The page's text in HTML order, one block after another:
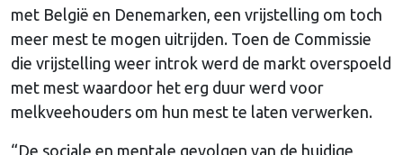
met België en Denemarken, een vrijstelling om toch
meer mest te mogen uitrijden. Toen de Commissie
die vrijstelling weer introk werd de markt overspoeld
met mest waardoor het erg duur werd voor
melkveehouders om hun mest te laten verwerken.
“De sociale en mentale gevolgen van de huidige